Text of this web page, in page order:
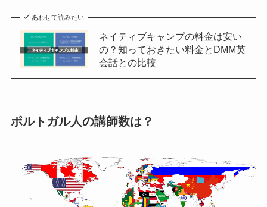
あわせて読みたい
ネイティブキャンプの料金は安い
の？知っておきたい料金とDMM英
会話との比較
ポルトガル人の講師数は？